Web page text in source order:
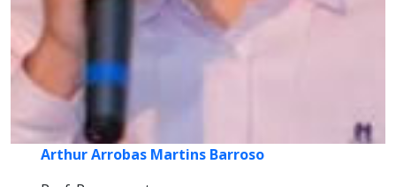
Arthur Arrobas Martins Barroso